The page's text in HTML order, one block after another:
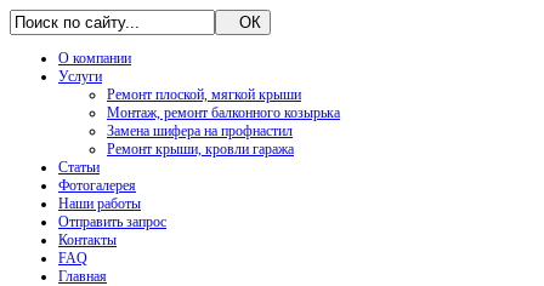
О компании
Услуги
Ремонт плоской, мягкой крыши
Монтаж, ремонт балконного козырька
Замена шифера на профнастил
Ремонт крыши, кровли гаража
Статьи
Фотогалерея
Наши работы
Отправить запрос
Контакты
FAQ
Главная